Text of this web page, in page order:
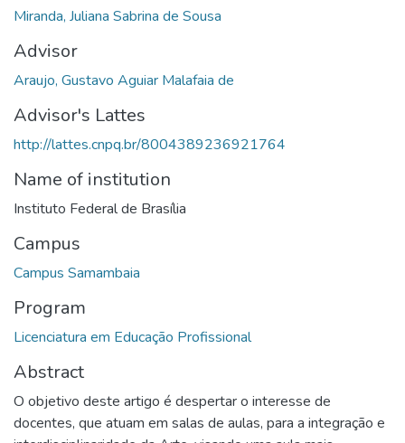
Miranda, Juliana Sabrina de Sousa
Advisor
Araujo, Gustavo Aguiar Malafaia de
Advisor's Lattes
http://lattes.cnpq.br/8004389236921764
Name of institution
Instituto Federal de Brasília
Campus
Campus Samambaia
Program
Licenciatura em Educação Profissional
Abstract
O objetivo deste artigo é despertar o interesse de
docentes, que atuam em salas de aulas, para a integração e